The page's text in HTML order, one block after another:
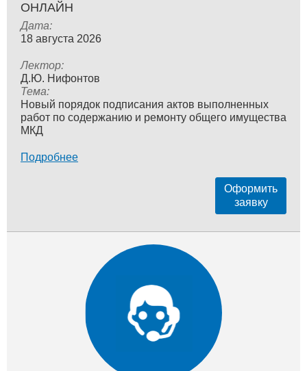
ОНЛАЙН
Дата:
18 августа 2026
Лектор:
Д.Ю. Нифонтов
Тема:
Новый порядок подписания актов выполненных
работ по содержанию и ремонту общего имущества
МКД
Подробнее
Оформить
заявку